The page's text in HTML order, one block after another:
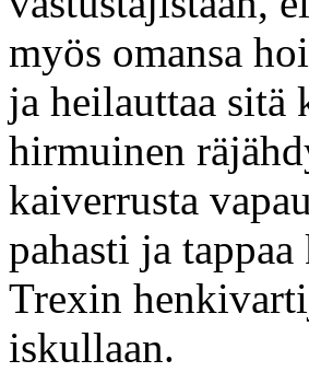
myös omansa
ja heilauttaa sitä
hirmuinen
kaiverrusta
pahasti ja
Trexin
iskullaan.